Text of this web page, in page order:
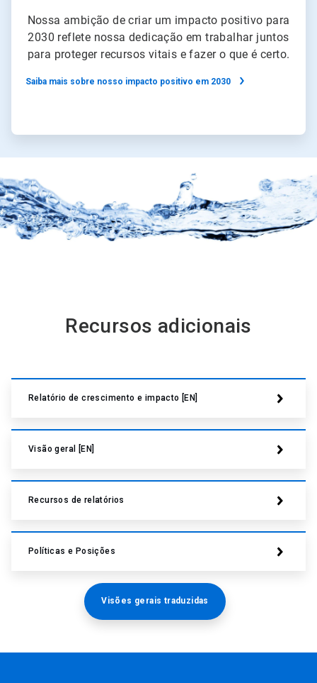
Nossa ambição de criar um impacto positivo para
2030 reflete nossa dedicação em trabalhar juntos
para proteger recursos vitais e fazer o que é certo.
Saiba mais sobre nosso impacto positivo em 2030
Recursos adicionais
Relatório de crescimento e impacto [EN]
Visão geral [EN]
Recursos de relatórios
Políticas e Posições
Visões gerais traduzidas